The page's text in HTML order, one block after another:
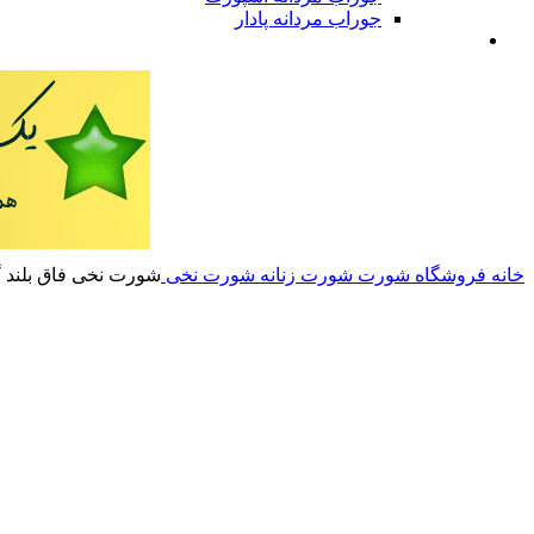
جوراب مردانه پادار
خانه فروشگاه شورت شورت زنانه شورت نخی شورت نخی فاق بلند